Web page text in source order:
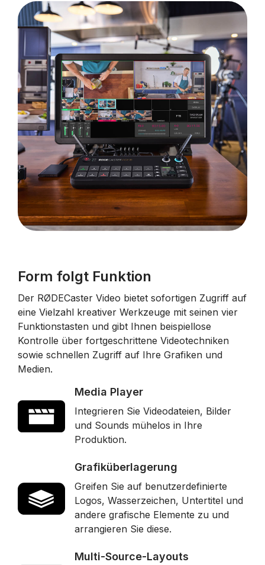
Form folgt Funktion
Der RØDECaster Video bietet sofortigen Zugriff auf
eine Vielzahl kreativer Werkzeuge mit seinen vier
Funktionstasten und gibt Ihnen beispiellose
Kontrolle über fortgeschrittene Videotechniken
sowie schnellen Zugriff auf Ihre Grafiken und
Medien.
Media Player
Integrieren Sie Videodateien, Bilder
und Sounds mühelos in Ihre
Produktion.
Grafiküberlagerung
Greifen Sie auf benutzerdefinierte
Logos, Wasserzeichen, Untertitel und
andere grafische Elemente zu und
arrangieren Sie diese.
Multi-Source-Layouts